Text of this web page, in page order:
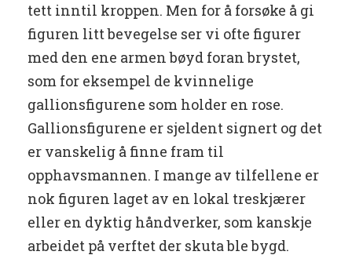
tett inntil kroppen. Men for å forsøke å gi
figuren litt bevegelse ser vi ofte figurer
med den ene armen bøyd foran brystet,
som for eksempel de kvinnelige
gallionsfigurene som holder en rose.
Gallionsfigurene er sjeldent signert og det
er vanskelig å finne fram til
opphavsmannen. I mange av tilfellene er
nok figuren laget av en lokal treskjærer
eller en dyktig håndverker, som kanskje
arbeidet på verftet der skuta ble bygd.